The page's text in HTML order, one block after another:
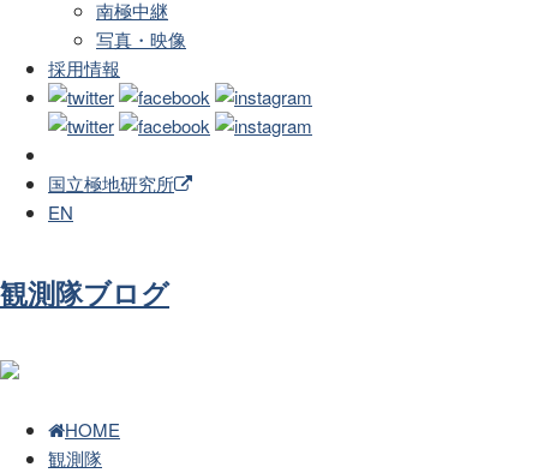
南極中継
写真・映像
採用情報
国立極地研究所
EN
観測隊ブログ
HOME
観測隊